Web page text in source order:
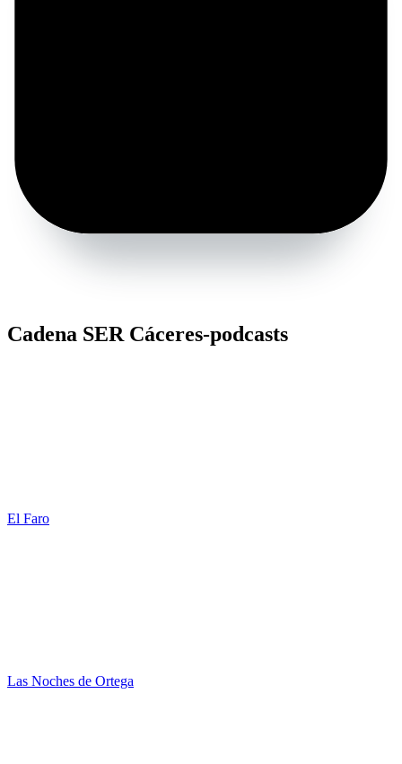
Cadena SER Cáceres-podcasts
El Faro
Las Noches de Ortega